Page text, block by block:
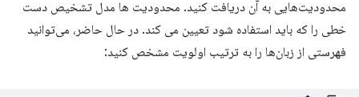
محدودیت‌هایی به آن دریافت کنید. محدودیت ها مدل تشخیص دست
خطی را که باید استفاده شود تعیین می کند. در حال حاضر، می‌توانید
فهرستی از زبان‌ها را به ترتیب اولویت مشخص کنید: